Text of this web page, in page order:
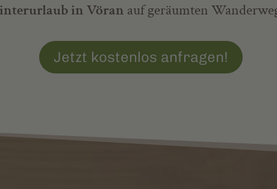
in Vöran auf geräumten
Jetzt kostenlos anfragen!